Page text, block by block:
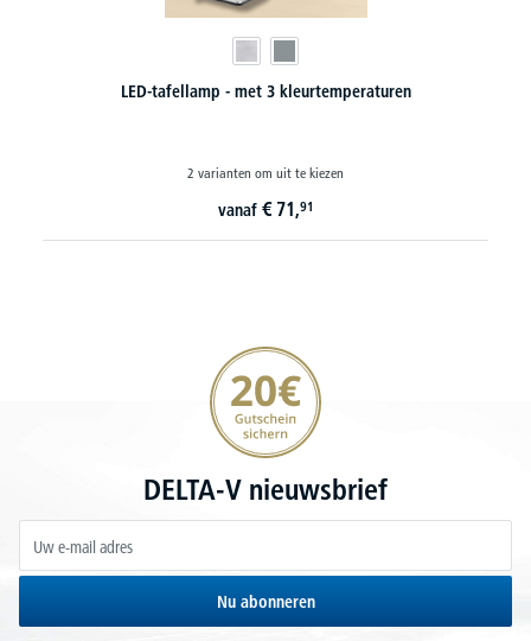
LED-tafellamp - traploos dimbaar
2 varianten om uit te kiezen
vanaf€ 53,91
20€ korting verzekeren
DELTA-V nieuwsbrief
Nu abonneren